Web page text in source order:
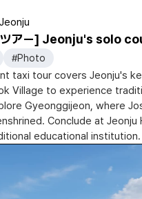
アー] Jeonju's solo
#Photo
taxi tour covers Jeonju's
Village to experience
Gyeonggijeon, where
Conclude at Jeonju
educational institution.